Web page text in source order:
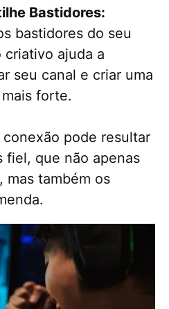
Bastidores:
bastidores do seu
criativo ajuda a
seu canal e criar uma
forte.
pode resultar
fiel, que não apenas
mas também os